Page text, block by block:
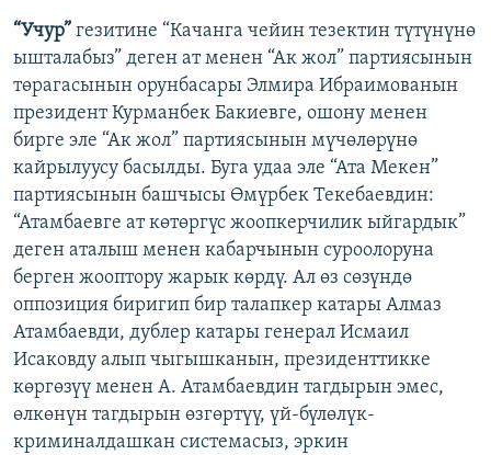
“Учур” гезитине “Качанга чейин тезектин түтүнүнө
ышталабыз” деген ат менен “Ак жол” партиясынын
төрагасынын орунбасары Элмира Ибраимованын
президент Курманбек Бакиевге, ошону менен
бирге эле “Ак жол” партиясынын мүчөлөрүнө
кайрылуусу басылды. Буга удаа эле “Ата Мекен”
партиясынын башчысы Өмүрбек Текебаевдин:
“Атамбаевге ат көтөргүс жоопкерчилик ыйгардык”
деген аталыш менен кабарчынын суроолоруна
берген жооптору жарык көрдү. Ал өз сөзүндө
оппозиция биригип бир талапкер катары Алмаз
Атамбаевди, дублер катары генерал Исмаил
Исаковду алып чыгышканын, президенттикке
көргөзүү менен А. Атамбаевдин тагдырын эмес,
өлкөнүн тагдырын өзгөртүү, үй-бүлөлүк-
криминалдашкан системасыз, эркин